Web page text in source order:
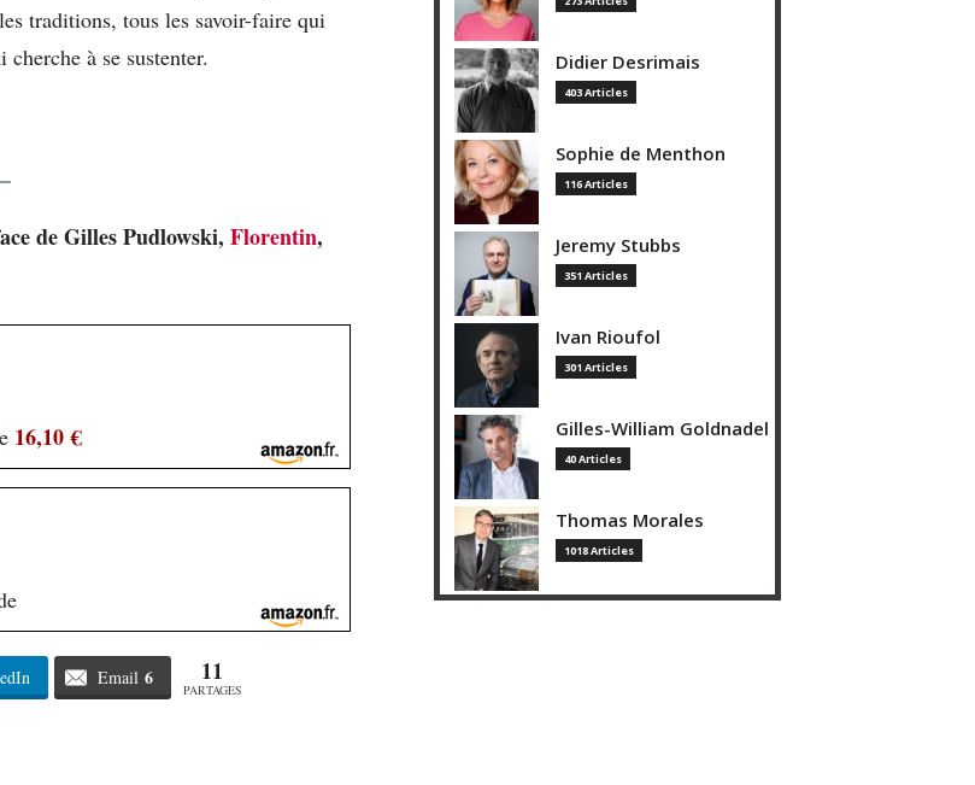
traditions, tous les savoir-faire qui
à se sustenter.
de Gilles Pudlowski, Florentin,
16,10 €
Email 6 11
PARTAGES
Didier Desrimais
403 Articles
Sophie de Menthon
116 Articles
Jeremy Stubbs
351 Articles
Ivan Rioufol
301 Articles
Gilles-William Goldnadel
40 Articles
Thomas Morales
1018 Articles